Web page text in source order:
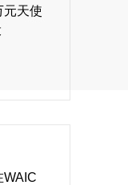
元天使
WAIC